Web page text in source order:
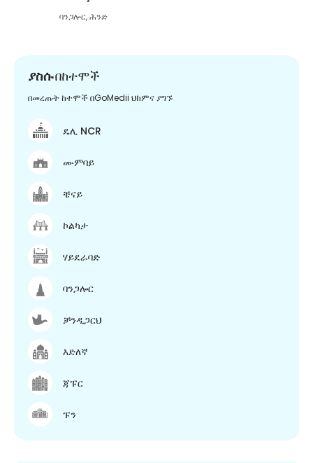
ባንጋሎር,ሕንድ
ያስሱበከተሞች
በመረጡት ከተሞች በGoMedii ህክምና ያግኙ
ዴሊ NCR
ሙምባይ
ቼናይ
ኮልካታ
ሃይደራባድ
ባንጋሎር
ቻንዲጋርህ
እድለኛ
ጃፑር
ፑን